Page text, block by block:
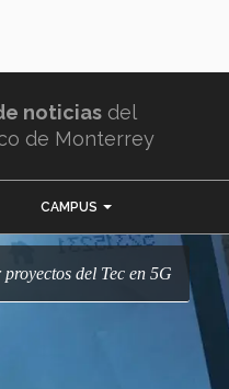
noticias del
de Monterrey
CAMPUS
proyectos del Tec en 5G